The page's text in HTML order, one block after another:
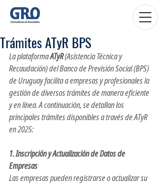
Trámites ATyR BPS
La plataforma ATyR (Asistencia Técnica y
Recaudación) del Banco de Previsión Social (BPS)
de Uruguay facilita a empresas y profesionales la
gestión de diversos trámites de manera eficiente
y en línea. A continuación, se detallan los
principales trámites disponibles a través de ATyR
en 2025:​
1. Inscripción y Actualización de Datos de
Empresas
Las empresas pueden registrarse o actualizar su